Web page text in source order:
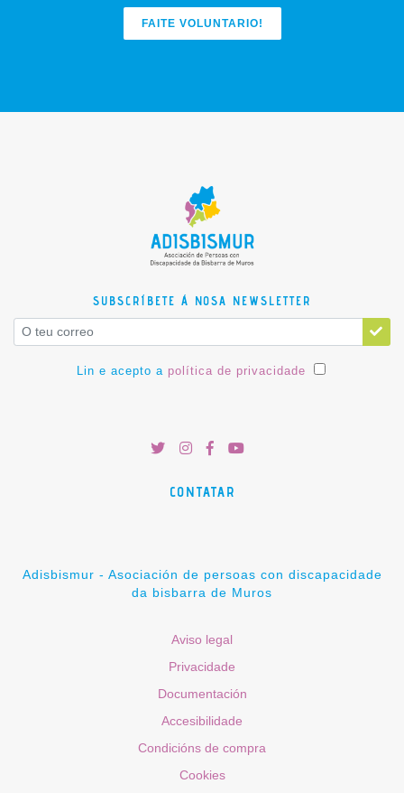
FAITE VOLUNTARIO!
SUBSCRÍBETE Á NOSA NEWSLETTER
Lin e acepto a política de privacidade
CONTATAR
Adisbismur - Asociación de persoas con discapacidade
da bisbarra de Muros
Aviso legal
Privacidade
Documentación
Accesibilidade
Condicións de compra
Cookies